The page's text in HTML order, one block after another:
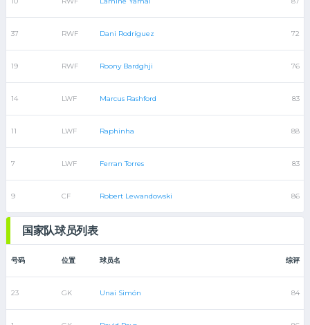
37 RWF Dani Rodríguez 72
19 RWF Roony Bardghji 76
14 LWF Marcus Rashford 83
11 LWF Raphinha 88
7 LWF Ferran Torres 83
9 CF Robert Lewandowski 86
国家队球员列表
号码 位置 球员名 综评
23 GK Unai Simón 84